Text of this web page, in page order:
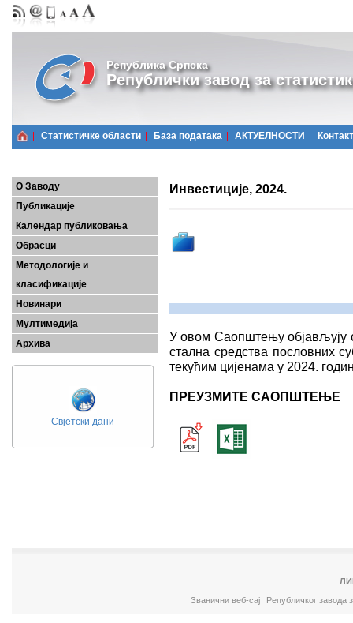
Република Српска
Републички завод за
Статистичке области Базa података АКТУЕЛНОСТИ Контакт
О Заводу
Публикације
Календар публиковања
Обрасци
Методологије и
класификације
Новинари
Мултимедија
Архива
Свјетски дани
Инвестиције, 2024.
У овом Саопштењу објављују
стална средства пословних
текућим цијенама у 2024.
ПРЕУЗМИТЕ САОПШТЕЊЕ
Званични веб-сајт Републичког